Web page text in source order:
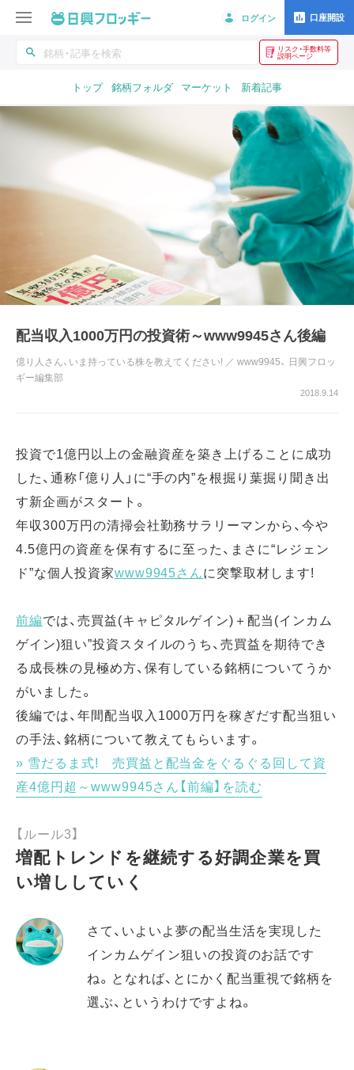
ログイン 口座開設
トップ 銘柄フォルダ マーケット 新着記事
search リスク・手数料等
説明ページ
配当収入1000万円の投資術～www9945さん後編
億り人さん、いま持っている株を教えてください! ／ www9945、 日興フロッ
ギー編集部
2018.9.14
投資で1億円以上の金融資産を築き上げることに成功
した、通称「億り人」に“手の内”を根掘り葉掘り聞き出
す新企画がスタート。
年収300万円の清掃会社勤務サラリーマンから、今や
4.5億円の資産を保有するに至った、まさに“レジェン
ド”な個人投資家www9945さんに突撃取材します!
前編では、売買益(キャピタルゲイン)＋配当(インカム
ゲイン)狙い”投資スタイルのうち、売買益を期待でき
る成長株の見極め方、保有している銘柄についてうか
がいました。
後編では、年間配当収入1000万円を稼ぎだす配当狙い
の手法、銘柄について教えてもらいます。
雪だるま式! 売買益と配当金をぐるぐる回して資
産4億円超～www9945さん【前編】を読む
【ルール3】
増配トレンドを継続する好調企業を買
い増ししていく
さて、いよいよ夢の配当生活を実現した
インカムゲイン狙いの投資のお話です
ね。となれば、とにかく配当重視で銘柄を
選ぶ、というわけですよね。